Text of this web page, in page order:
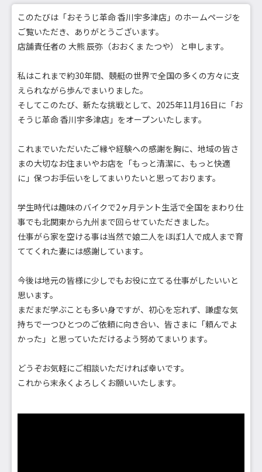
このたびは「おそうじ革命 香川宇多津店」のホームページを
ご覧いただき、ありがとうございます。
店舗責任者の 大熊 辰弥（おおくま たつや） と申します。
私はこれまで約30年間、競艇の世界で全国の多くの方々に支
えられながら歩んでまいりました。
そしてこのたび、新たな挑戦として、2025年11月16日に「お
そうじ革命 香川宇多津店」をオープンいたします。
これまでいただいたご縁や経験への感謝を胸に、地域の皆さ
まの大切なお住まいやお店を「もっと清潔に、もっと快適
に」保つお手伝いをしてまいりたいと思っております。
学生時代は趣味のバイクで2ヶ月テント生活で全国をまわり仕
事でも北関東から九州まで回らせていただきました。
仕事がら家を空ける事は当然で娘二人をほぼ1人で成人まで育
ててくれた妻には感謝しています。
今後は地元の皆様に少しでもお役に立てる仕事がしたいいと
思います。
まだまだ学ぶことも多い身ですが、初心を忘れず、謙虚な気
持ちで一つひとつのご依頼に向き合い、皆さまに「頼んでよ
かった」と思っていただけるよう努めてまいります。
どうぞお気軽にご相談いただければ幸いです。
これから末永くよろしくお願いいたします。